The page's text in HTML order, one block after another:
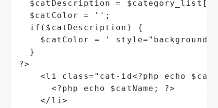
$catDescription =
  $catColor = '';
  if($catDescription) {
$catColor = '
  }
?>
<li class="cat-id<?php echo
      <?php echo $catName; ?>
    </li>